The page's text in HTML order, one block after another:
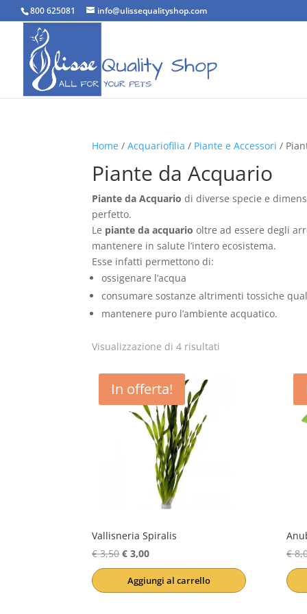
800 625081 info@ulissequalityshop.com
Home /Acquariofilia / Piante e Accessori /
Piante da Acquario
Piante da Acquario di diverse specie e
perfetto.
Le piante da acquario oltre ad essere degli
mantenere in salute l’intero ecosistema.
Esse infatti permettono di:
ossigenare l’acqua
consumare sostanze altrimenti tossiche
mantenere puro l’ambiente acquatico.
Visualizzazione di 4 risultati
In offerta!
Vallisneria Spiralis
€3,50Il
prezzo
originale
€ 3,00Il
prezzo
attuale
Aggiungi al carrello
€